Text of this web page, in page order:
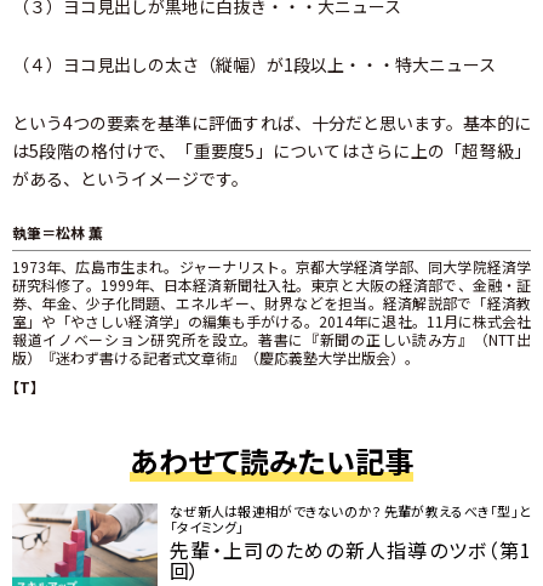
（３）ヨコ見出しが黒地に白抜き・・・大ニュース
（４）ヨコ見出しの太さ（縦幅）が1段以上・・・特大ニュース
という4つの要素を基準に評価すれば、十分だと思います。基本的に
は5段階の格付けで、「重要度5」についてはさらに上の「超弩級」
がある、というイメージです。
執筆＝松林 薫
1973年、広島市生まれ。ジャーナリスト。京都大学経済学部、同大学院経済学
研究科修了。1999年、日本経済新聞社入社。東京と大阪の経済部で、金融・証
券、年金、少子化問題、エネルギー、財界などを担当。経済解説部で「経済教
室」や「やさしい経済学」の編集も手がける。2014年に退社。11月に株式会社
報道イノベーション研究所を設立。著書に『新聞の正しい読み方』（NTT出
版）『迷わず書ける記者式文章術』（慶応義塾大学出版会）。
【T】
あわせて読みたい記事
なぜ新人は報連相ができないのか？ 先輩が教えるべき「型」と
「タイミング」
先輩・上司のための新人指導のツボ（第1
回）